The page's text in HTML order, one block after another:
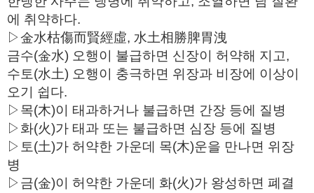
에 취약하다.
▷金水枯傷而賢經虛, 水土相勝脾胃洩
금수(金水) 오행이 불급하면 신장이 허약해 지고,
수토(水土) 오행이 충극하면 위장과 비장에 이상이
오기 쉽다.
▷목(木)이 태과하거나 불급하면 간장 등에 질병
▷화(火)가 태과 또는 불급하면 심장 등에 질병
▷토(土)가 허약한 가운데 목(木)운을 만나면 위장
병
▷금(金)이 허약한 가운데 화(火)가 왕성하면 폐결